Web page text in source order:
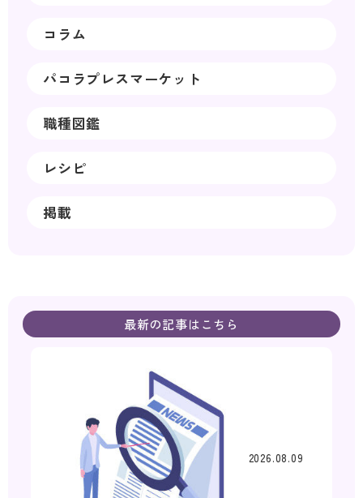
コラム
パコラプレスマーケット
職種図鑑
レシピ
掲載
最新の記事はこちら
2026.08.09